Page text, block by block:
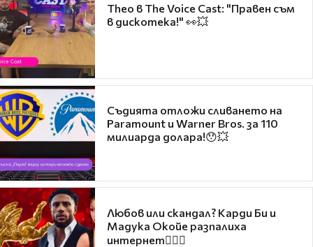
Theo в The Voice Cast: "Правен съм
в дискотека!" 👀💥
Съдията отложи сливането на
Paramount и Warner Bros. за 110
милиарда долара!😯💥
Любов или скандал? Карди Би и
Мадука Окойе разпалиха
интернет❤️‍🔥🔥